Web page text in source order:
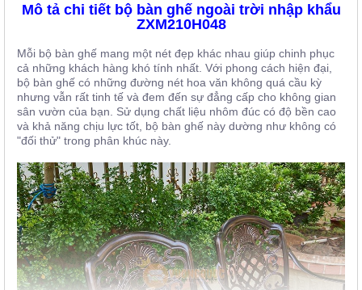
Mô tả chi tiết bộ bàn ghế ngoài trời nhập khẩu
ZXM210H048
Mỗi bộ bàn ghế mang một nét đẹp khác nhau giúp chinh phục
cả những khách hàng khó tính nhất. Với phong cách hiện đại,
bộ bàn ghế có những đường nét hoa văn không quá cầu kỳ
nhưng vẫn rất tinh tế và đem đến sự đẳng cấp cho không gian
sân vườn của bạn. Sử dụng chất liệu nhôm đúc có độ bền cao
và khả năng chịu lực tốt, bộ bàn ghế này dường như không có
"đối thử" trong phân khúc này.